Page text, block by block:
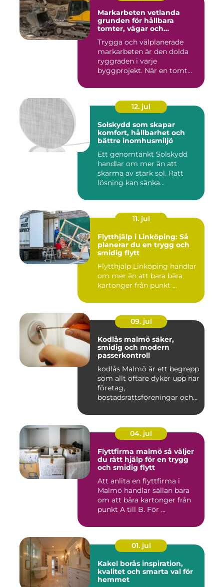
Markarbeten vetlanda
grunden för hållbara
tomter, vägar och
Trygga och välplanerade
markarbeten är den dolda
ryggraden i varje
byggprojekt. När en tomt
12. jul
Solskydd som skapar
komfort, hållbarhet och
bättre inomhusmiljö
Ett genomtänkt Solskydd
handlar om mer än att
skärma av stark sol. Rätt
lösning kan sänka
11. jul
Flytthjälp i Linköping: Så
planerar du en trygg och
smidig flytt
Flytthjälp Linköping handlar
om mer än att bara bära
kartonger från punkt ...
09. jul
Kodlås malmö säker,
smidig och modern
passerkontroll
kodlås Malmö är ett begrepp
som allt oftare dyker upp när
företag,
bostadsrättsföreningar och
04. jul
Flyttfirma malmö så väljer
du rätt hjälp för en trygg
och smidig flytt
Att anlita en flyttfirma i
Malmö handlar sällan bara
om att bära kartonger från
punkt A till B. För ...
01. jul
Kakel borås inspiration,
kvalitet och smarta val för
hemmet